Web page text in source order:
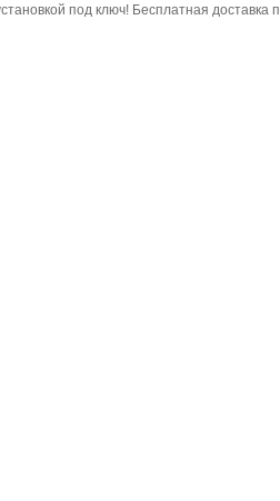
под ключ! Бесплатная доставка